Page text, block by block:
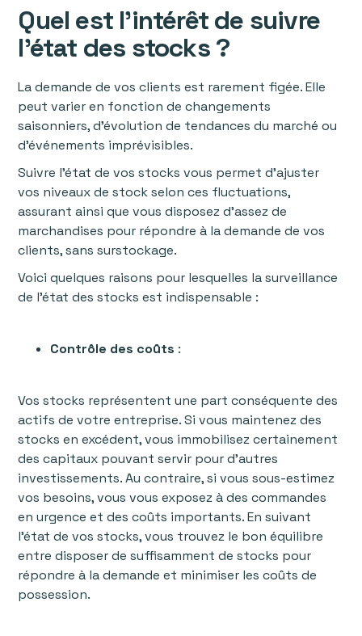
Quel est l’intérêt de suivre
l’état des stocks ?
La demande de vos clients est rarement figée. Elle
peut varier en fonction de changements
saisonniers, d’évolution de tendances du marché ou
d'événements imprévisibles.
Suivre l’état de vos stocks vous permet d’ajuster
vos niveaux de stock selon ces fluctuations,
assurant ainsi que vous disposez d’assez de
marchandises pour répondre à la demande de vos
clients, sans surstockage.
Voici quelques raisons pour lesquelles la surveillance
de l’état des stocks est indispensable :
Contrôle des coûts :
Vos stocks représentent une part conséquente des
actifs de votre entreprise. Si vous maintenez des
stocks en excédent, vous immobilisez certainement
des capitaux pouvant servir pour d’autres
investissements. Au contraire, si vous sous-estimez
vos besoins, vous vous exposez à des commandes
en urgence et des coûts importants. En suivant
l’état de vos stocks, vous trouvez le bon équilibre
entre disposer de suffisamment de stocks pour
répondre à la demande et minimiser les coûts de
possession.